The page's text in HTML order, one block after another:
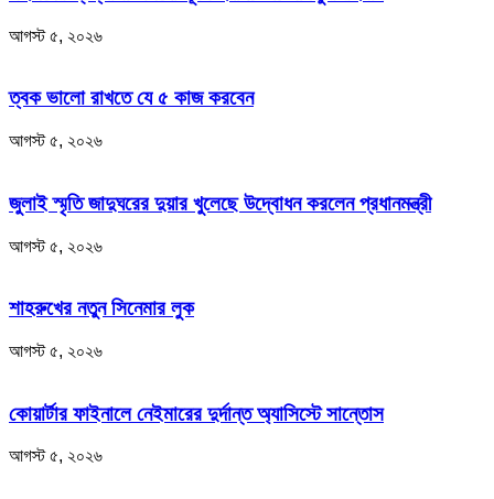
আগস্ট ৫, ২০২৬
ত্বক ভালো রাখতে যে ৫ কাজ করবেন
আগস্ট ৫, ২০২৬
জুলাই স্মৃতি জাদুঘরের দুয়ার খুলেছে উদ্বোধন করলেন প্রধানমন্ত্রী
আগস্ট ৫, ২০২৬
শাহরুখের নতুন সিনেমার লুক
আগস্ট ৫, ২০২৬
কোয়ার্টার ফাইনালে নেইমারের দুর্দান্ত অ্যাসিস্টে সান্তোস
আগস্ট ৫, ২০২৬